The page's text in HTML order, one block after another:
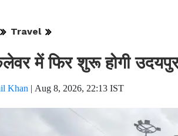
Travel
में फिर शुरू होगी
Khan | Aug 8, 2026, 22:13 IST